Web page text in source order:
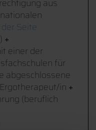
aus
Seite
+
einer der
für
abgeschlossene
in +
(beruflich